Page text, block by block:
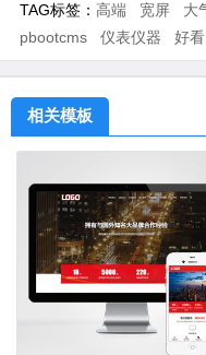
TAG标签： 高端 宽屏 大
pbootcms
仪表仪器 好看
相关模板